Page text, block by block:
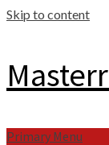
Skip to content
Primary Menu